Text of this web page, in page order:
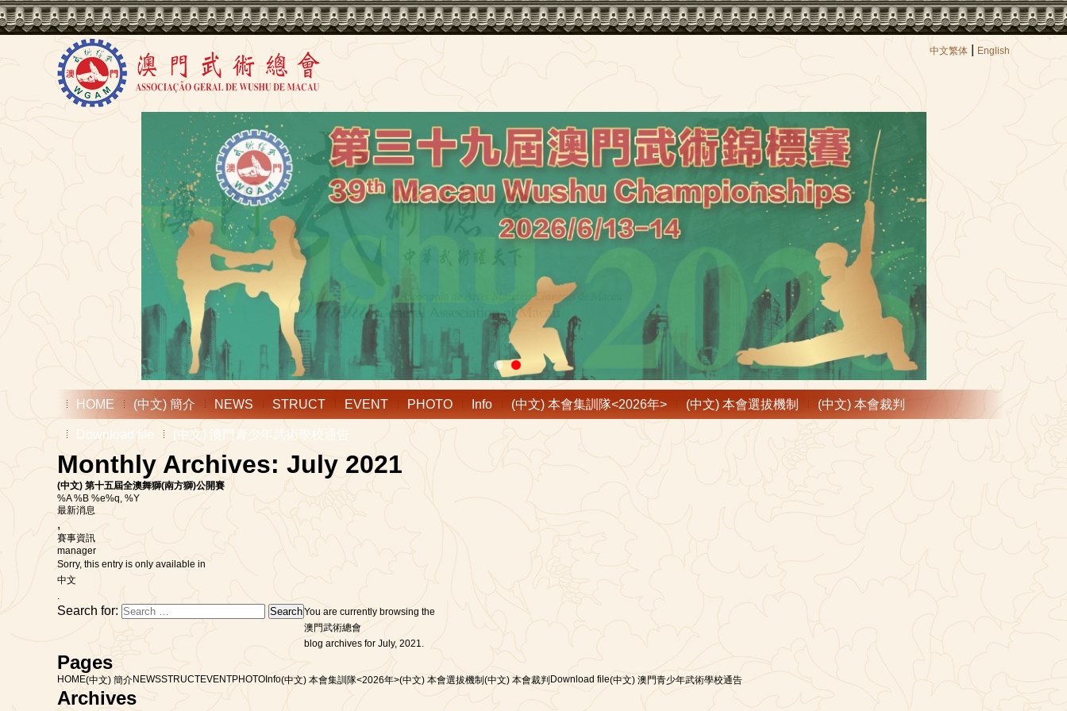
中文繁体 English
HOME (中文) 簡介 NEWS STRUCT EVENT PHOTO Info (中文) 本會集訓隊<2026年> (中文) 本會選拔機制 (中文) 本會裁判
Download file (中文) 澳門青少年武術學校通告
Monthly Archives: July 2021
(中文) 第十五屆全澳舞獅(南方獅)公開賽
%A %B %e%q, %Y
最新消息
,
賽事資訊
manager
Sorry, this entry is only available in
中文
.
Search for:
You are currently browsing the
澳門武術總會
blog archives for July, 2021.
Pages
HOME(中文) 簡介NEWSSTRUCTEVENTPHOTO Info(中文) 本會集訓隊<2026年>(中文) 本會選拔機制 (中文) 本會裁判 Download file(中文) 澳門青少年武術學校通告
Archives